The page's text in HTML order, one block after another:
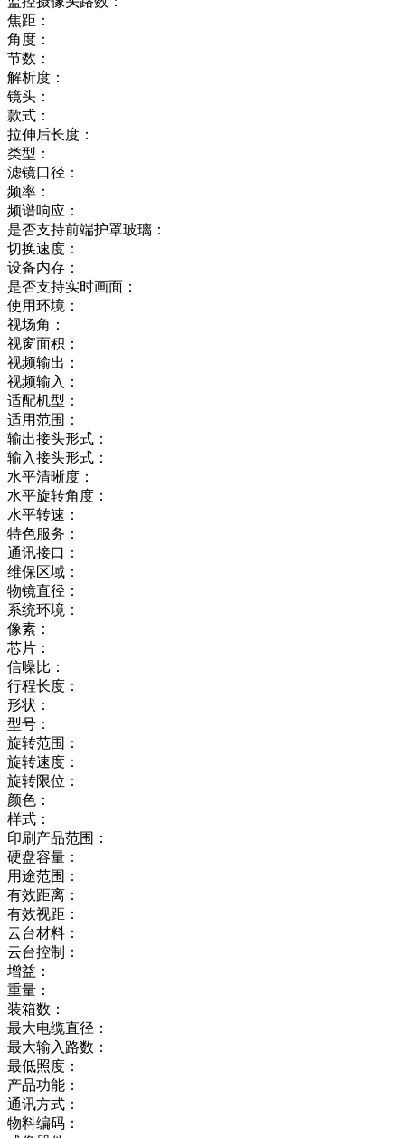
焦距：
角度：
节数：
解析度：
镜头：
款式：
拉伸后长度：
类型：
滤镜口径：
频率：
频谱响应：
是否支持前端护罩玻璃：
切换速度：
设备内存：
是否支持实时画面：
使用环境：
视场角：
视窗面积：
视频输出：
视频输入：
适配机型：
适用范围：
输出接头形式：
输入接头形式：
水平清晰度：
水平旋转角度：
水平转速：
特色服务：
通讯接口：
维保区域：
物镜直径：
系统环境：
像素：
芯片：
信噪比：
行程长度：
形状：
型号：
旋转范围：
旋转速度：
旋转限位：
颜色：
样式：
印刷产品范围：
硬盘容量：
用途范围：
有效距离：
有效视距：
云台材料：
云台控制：
增益：
重量：
装箱数：
最大电缆直径：
最大输入路数：
最低照度：
产品功能：
通讯方式：
物料编码：